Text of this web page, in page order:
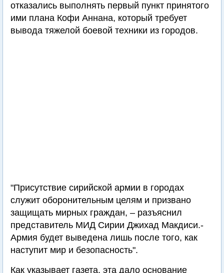
отказались выполнять первый пункт принятого
ими плана Кофи Аннана, который требует
вывода тяжелой боевой техники из городов.
"Присутствие сирийской армии в городах
служит оборонительным целям и призвано
защищать мирных граждан, – разъяснил
представитель МИД Сирии Джихад Макдиси.-
Армия будет выведена лишь после того, как
наступит мир и безопасность".
Как указывает газета, эта дало основание